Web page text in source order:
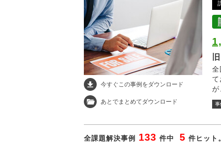
今すぐこの事例をダウンロード
あとでまとめてダウンロード
全
が
な
事
全課題解決事例 133 件中 5 件ヒット